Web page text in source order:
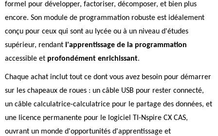
formel pour développer, factoriser, décomposer, et bien plus
encore. Son module de programmation robuste est idéalement
conçu pour ceux qui sont au lycée ou à un niveau d'études
supérieur, rendant l'apprentissage de la programmation
accessible et profondément enrichissant.
Chaque achat inclut tout ce dont vous avez besoin pour démarrer
sur les chapeaux de roues : un câble USB pour rester connecté,
un câble calculatrice-calculatrice pour le partage des données, et
une licence permanente pour le logiciel TI-Nspire CX CAS,
ouvrant un monde d'opportunités d'apprentissage et